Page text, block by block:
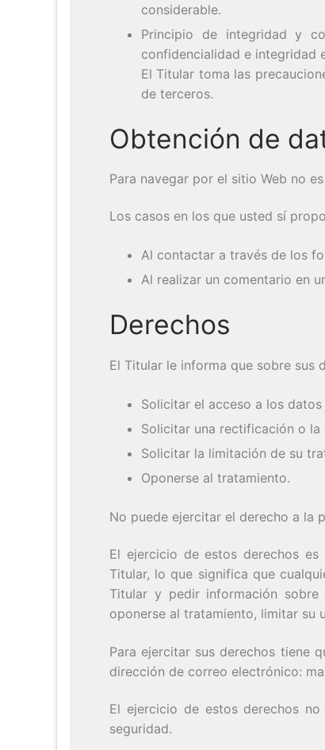
considerable.
Principio de integridad y
confidencialidad e integridad
El Titular toma las
de terceros.
Obtención de
Para navegar por el sitio Web no
Los casos en los que usted sí
Al contactar a través de los
Al realizar un comentario en
Derechos
El Titular le informa que sobre sus
Solicitar el acceso a los datos
Solicitar una rectificación o la
Solicitar la limitación de su
Oponerse al tratamiento.
No puede ejercitar el derecho a la
El ejercicio de estos derechos
Titular, lo que significa que
Titular y pedir información
oponerse al tratamiento, limitar su
Para ejercitar sus derechos tiene
dirección de correo electrónico:
El ejercicio de estos derechos
seguridad.